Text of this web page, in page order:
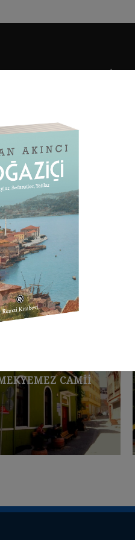
KONUTLARI
CAMII
Kasımpaşa Cezayirli
Mescitleri
HÜMAYUNU ABAT